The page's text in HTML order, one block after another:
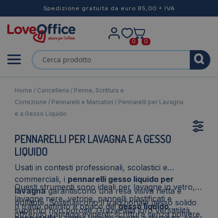
Spedizione gratuita da euro 85,00 + IVA
0 0
Home / Cancelleria / Penne, Scrittura e
Correzione / Pennarelli e Marcatori / Pennarelli per Lavagna
e a Gesso Liquido
PENNARELLI PER LAVAGNA E A GESSO
LIQUIDO
Usati in contesti professionali, scolastici e
commerciali, i pennarelli gesso liquido per
lavagnagarantiscono una resa visiva netta e
brillante. Sostituiscono il tradizionale gesso solido
offrendo vantaggi evidenti: scrittura senza polvere,
Questi strumenti sono ideali per lavagne in vetro,
lavagne nere, vetrine, pannelli plastificati e
superfici non porose. Grazie alla loro versatilità,
Il tratto definito e opaco deigesso liquido